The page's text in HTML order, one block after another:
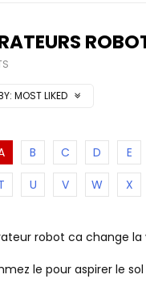
MOST LIKED
B C D E
U V W X
robot ca change la
le pour aspirer le